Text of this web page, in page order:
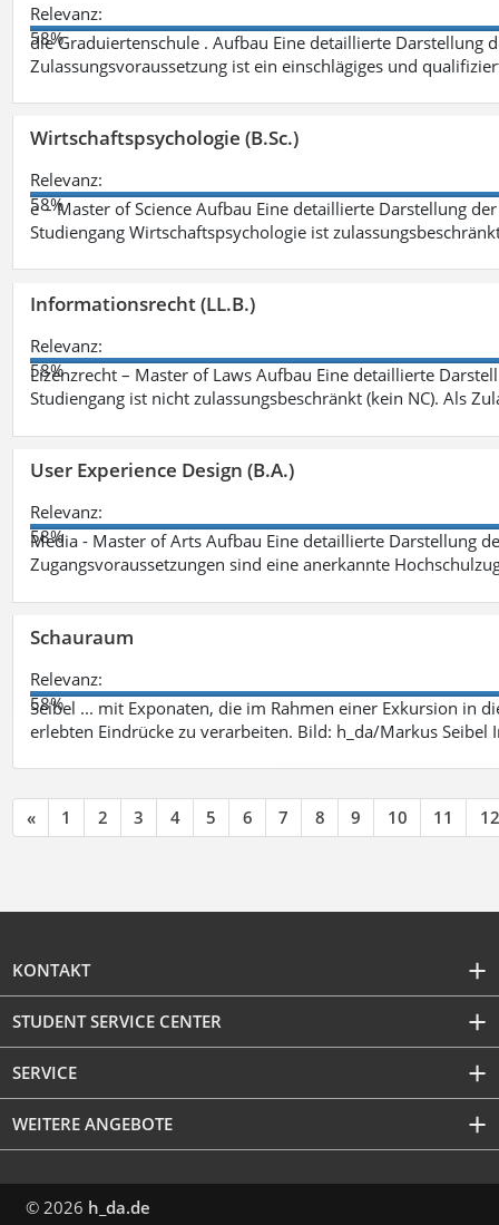
Relevanz:
58%
die Graduiertenschule . Aufbau Eine detaillierte Darstellung
Zulassungsvoraussetzung ist ein einschlägiges und
Wirtschaftspsychologie (B.Sc.)
Relevanz:
58%
e – Master of Science Aufbau Eine detaillierte Darstellung
Studiengang Wirtschaftspsychologie ist
Informationsrecht (LL.B.)
Relevanz:
58%
Lizenzrecht – Master of Laws Aufbau Eine detaillierte
Studiengang ist nicht zulassungsbeschränkt (kein NC). Als
User Experience Design (B.A.)
Relevanz:
58%
Media - Master of Arts Aufbau Eine detaillierte Darstellung
Zugangsvoraussetzungen sind eine anerkannte
Schauraum
Relevanz:
58%
Seibel ... mit Exponaten, die im Rahmen einer Exkursion in
erlebten Eindrücke zu verarbeiten. Bild: h_da/Markus Seibel
« 1 2 3 4 5 6 7 8 9 10 11 12
KONTAKT
STUDENT SERVICE CENTER
SERVICE
WEITERE ANGEBOTE
© 2026 h_da.de